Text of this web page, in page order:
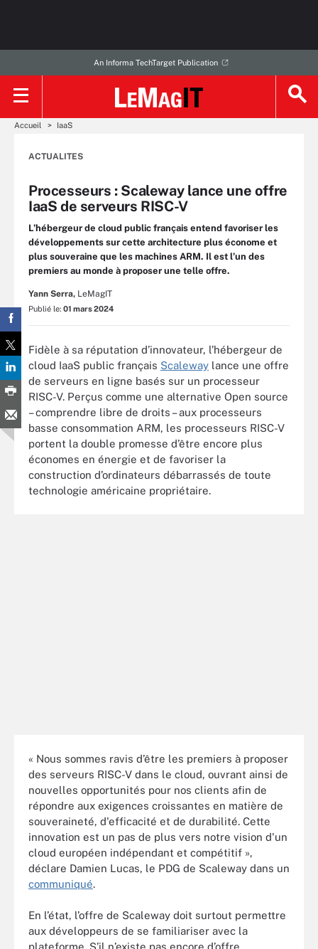
An Informa TechTarget Publication
Accueil IaaS
ACTUALITES
Processeurs : Scaleway lance une offre
IaaS de serveurs RISC-V
L’hébergeur de cloud public français entend favoriser les
développements sur cette architecture plus économe et
plus souveraine que les machines ARM. Il est l’un des
premiers au monde à proposer une telle offre.
Yann Serra, LeMagIT
Publié le: 01 mars 2024
Fidèle à sa réputation d’innovateur, l’hébergeur de
cloud IaaS public français Scaleway lance une offre
de serveurs en ligne basés sur un processeur
RISC-V. Perçus comme une alternative Open source
– comprendre libre de droits – aux processeurs
basse consommation ARM, les processeurs RISC-V
portent la double promesse d’être encore plus
économes en énergie et de favoriser la
construction d’ordinateurs débarrassés de toute
technologie américaine propriétaire.
« Nous sommes ravis d’être les premiers à proposer
des serveurs RISC-V dans le cloud, ouvrant ainsi de
nouvelles opportunités pour nos clients afin de
répondre aux exigences croissantes en matière de
souveraineté, d'efficacité et de durabilité. Cette
innovation est un pas de plus vers notre vision d'un
cloud européen indépendant et compétitif »,
déclare Damien Lucas, le PDG de Scaleway dans un
communiqué.
En l’état, l’offre de Scaleway doit surtout permettre
aux développeurs de se familiariser avec la
plateforme. S’il n’existe pas encore d’offre